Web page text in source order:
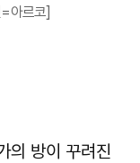
아르코]
의 방이 꾸려진